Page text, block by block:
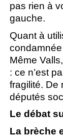
pas rien à
gauche.
Quant à
Même
: ce n’est
fragilité. De
députés
Le débat
La brèche